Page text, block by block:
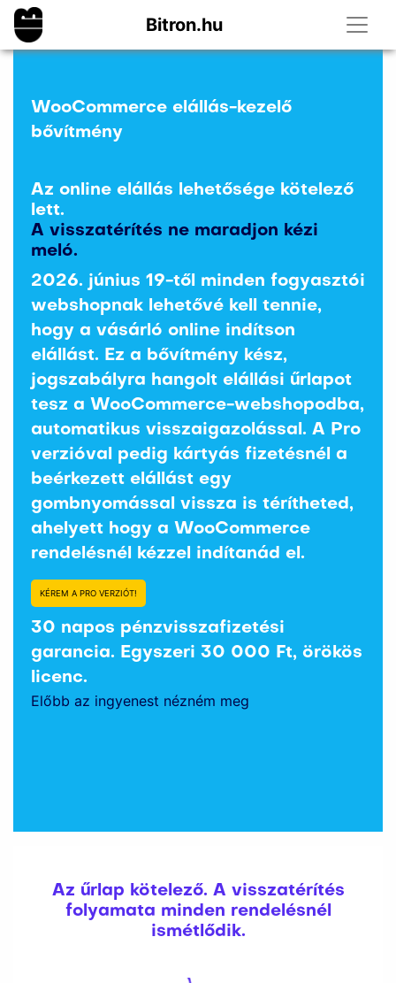
Bitron.hu
WooCommerce elállás-kezelő
bővítmény
Az online elállás lehetősége kötelező
lett.
A visszatérítés ne maradjon kézi
meló.
2026. június 19-től minden fogyasztói
webshopnak lehetővé kell tennie,
hogy a vásárló online indítson
elállást. Ez a bővítmény kész,
jogszabályra hangolt elállási űrlapot
tesz a WooCommerce-webshopodba,
automatikus visszaigazolással. A Pro
verzióval pedig kártyás fizetésnél a
beérkezett elállást egy
gombnyomással vissza is térítheted,
ahelyett hogy a WooCommerce
rendelésnél kézzel indítanád el.
KÉREM A PRO VERZIÓT!
30 napos pénzvisszafizetési
garancia. Egyszeri 30 000 Ft, örökös
licenc.
Előbb az ingyenest nézném meg
Az űrlap kötelező. A visszatérítés
folyamata minden rendelésnél
ismétlődik.